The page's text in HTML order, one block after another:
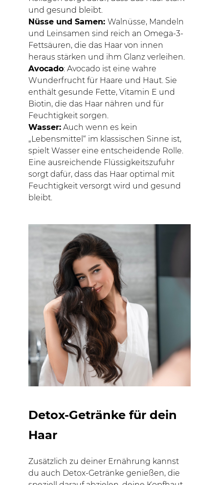
und gesund bleibt.
Nüsse und Samen: Walnüsse, Mandeln
und Leinsamen sind reich an Omega-3-
Fettsäuren, die das Haar von innen
heraus stärken und ihm Glanz verleihen.
Avocado: Avocado ist eine wahre
Wunderfrucht für Haare und Haut. Sie
enthält gesunde Fette, Vitamin E und
Biotin, die das Haar nähren und für
Feuchtigkeit sorgen.
Wasser: Auch wenn es kein
„Lebensmittel“ im klassischen Sinne ist,
spielt Wasser eine entscheidende Rolle.
Eine ausreichende Flüssigkeitszufuhr
sorgt dafür, dass das Haar optimal mit
Feuchtigkeit versorgt wird und gesund
bleibt.
Detox-Getränke für dein
Haar
Zusätzlich zu deiner Ernährung kannst
du auch Detox-Getränke genießen, die